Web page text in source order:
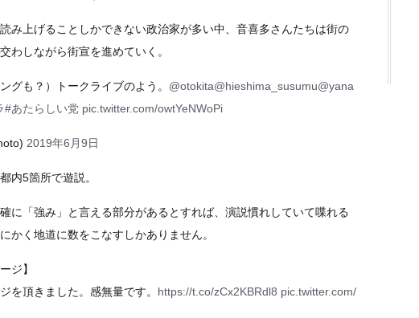
み上げることしかできない政治家が多い中、音喜多さんたちは街の
わしながら街宣を進めていく。
グも？）トークライブのよう。 @otokita@hieshima_susumu@yana
#あたらしい党 pic.twitter.com/owtYeNWoPi
2019年6月9日
内5箇所で遊説。
に「強み」と言える部分があるとすれば、演説慣れしていて喋れる
かく地道に数をこなすしかありません。
ジ】
を頂きました。感無量です。 https://t.co/zCx2KBRdl8 pic.twitter.com/